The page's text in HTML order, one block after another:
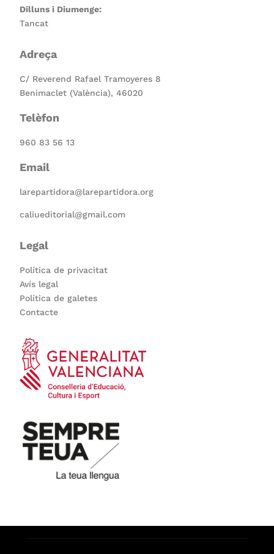
Dilluns i Diumenge:
Tancat
Adreça
C/ Reverend Rafael Tramoyeres 8
Benimaclet (València), 46020
Telèfon
960 83 56 13
Email
larepartidora@larepartidora.org
caliueditorial@gmail.com
Legal
Política de privacitat
Avís legal
Política de galetes
Contacte